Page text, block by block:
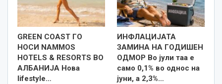
GREEN COAST ГО
НОСИ NAMMOS
HOTELS & RESORTS ВО
АЛБАНИЈА Нова
lifestyle…
ИНФЛАЦИЈАТА
ЗАМИНА НА ГОДИШЕН
ОДМОР Во јули таа е
само 0,1% во однос на
јуни, а 2,3%…